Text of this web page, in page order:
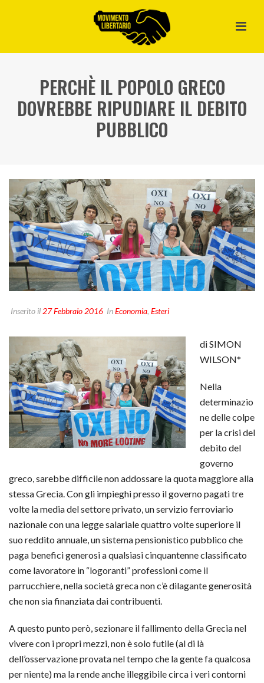
PERCHÈ IL POPOLO GRECO
DOVREBBE RIPUDIARE IL DEBITO
PUBBLICO
Inserito il 27 Febbraio 2016 InEconomia, Esteri
di SIMON
WILSON*
Nella
determinazio
ne delle colpe
per la crisi del
debito del
governo
greco, sarebbe difficile non addossare la quota maggiore alla
stessa Grecia. Con gli impieghi presso il governo pagati tre
volte la media del settore privato, un servizio ferroviario
nazionale con una legge salariale quattro volte superiore il
suo reddito annuale, un sistema pensionistico pubblico che
paga benefici generosi a qualsiasi cinquantenne classificato
come lavoratore in “logoranti” professioni come il
parrucchiere, nella società greca non c’è dilagante generosità
che non sia finanziata dai contribuenti.
A questo punto però, sezionare il fallimento della Grecia nel
vivere con i propri mezzi, non è solo futile (al di là
dell’osservazione provata nel tempo che la gente fa qualcosa
per niente) ma la rende anche illeggibile circa i veri contorni